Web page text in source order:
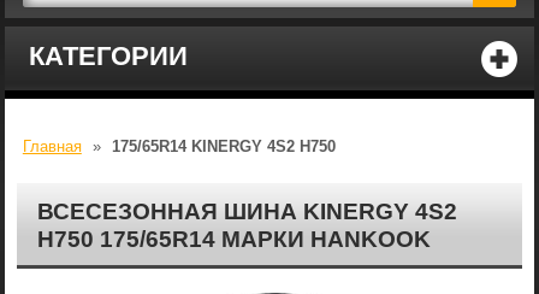
КАТЕГОРИИ
Главная » 175/65R14 KINERGY 4S2 H750
ВСЕСЕЗОННАЯ ШИНА KINERGY 4S2
H750 175/65R14 МАРКИ HANKOOK